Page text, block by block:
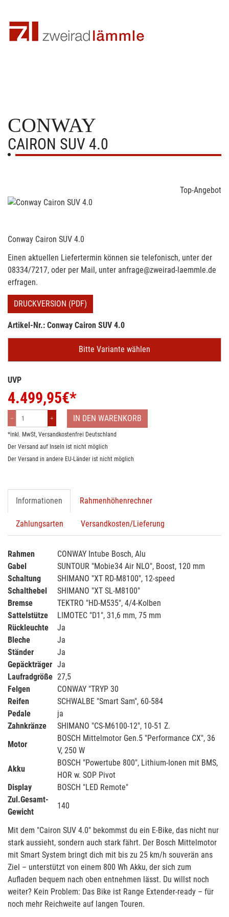
CONWAY
CAIRON SUV 4.0
Top-Angebot
Conway Cairon SUV 4.0
Einen aktuellen Liefertermin können sie telefonisch, unter der
08334/7217, oder per Mail, unter anfrage@zweirad-laemmle.de
erfragen.
DRUCKVERSION (PDF)
Artikel-Nr.: Conway Cairon SUV 4.0
Bitte Variante wählen
UVP
4.499,95€*
IN DEN WARENKORB
*inkl. MwSt, Versandkostenfrei Deutschland
Der Versand auf Inseln ist nicht möglich
Der Versand in andere EU-Länder ist nicht möglich
Informationen Rahmenhöhenrechner
Zahlungsarten Versandkosten/Lieferung
Rahmen
CONWAY Intube Bosch, Alu
Gabel
SUNTOUR "Mobie34 Air NLO", Boost, 120 mm
Schaltung
SHIMANO "XT RD-M8100", 12-speed
Schalthebel
SHIMANO "XT SL-M8100"
Bremse
TEKTRO "HD-M535", 4/4-Kolben
Sattelstütze
LIMOTEC "D1", 31,6 mm, 75 mm
Rückleuchte
Ja
Bleche
Ja
Ständer
Ja
Gepäckträger Ja
Laufradgröße 27,5
Felgen
CONWAY "TRYP 30
Reifen
SCHWALBE "Smart Sam", 60-584
Pedale
ja
Zahnkränze
SHIMANO "CS-M6100-12", 10-51 Z.
Motor
BOSCH Mittelmotor Gen.5 "Performance CX", 36
V, 250 W
Akku
BOSCH "Powertube 800", Lithium-Ionen mit BMS,
HOR w. SOP Pivot
Display
BOSCH "LED Remote"
Zul.Gesamt-
Gewicht
140
Mit dem "Cairon SUV 4.0" bekommst du ein E-Bike, das nicht nur
stark aussieht, sondern auch stark fährt. Der Bosch Mittelmotor
mit Smart System bringt dich mit bis zu 25 km/h souverän ans
Ziel – unterstützt von einem 800 Wh Akku, der sich zum
Aufladen bequem nach oben entnehmen lässt. Du willst noch
weiter? Kein Problem: Das Bike ist Range Extender-ready – für
noch mehr Reichweite auf langen Touren.